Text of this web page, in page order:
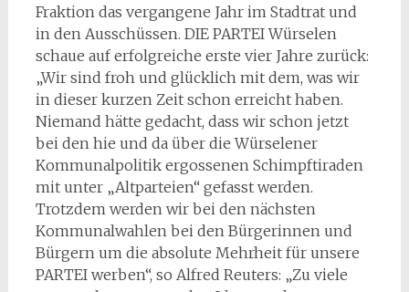
Fraktion das vergangene Jahr im Stadtrat und
in den Ausschüssen. DIE PARTEI Würselen
schaue auf erfolgreiche erste vier Jahre zurück:
„Wir sind froh und glücklich mit dem, was wir
in dieser kurzen Zeit schon erreicht haben.
Niemand hätte gedacht, dass wir schon jetzt
bei den hie und da über die Würselener
Kommunalpolitik ergossenen Schimpftiraden
mit unter „Altparteien“ gefasst werden.
Trotzdem werden wir bei den nächsten
Kommunalwahlen bei den Bürgerinnen und
Bürgern um die absolute Mehrheit für unsere
PARTEI werben“, so Alfred Reuters: „Zu viele